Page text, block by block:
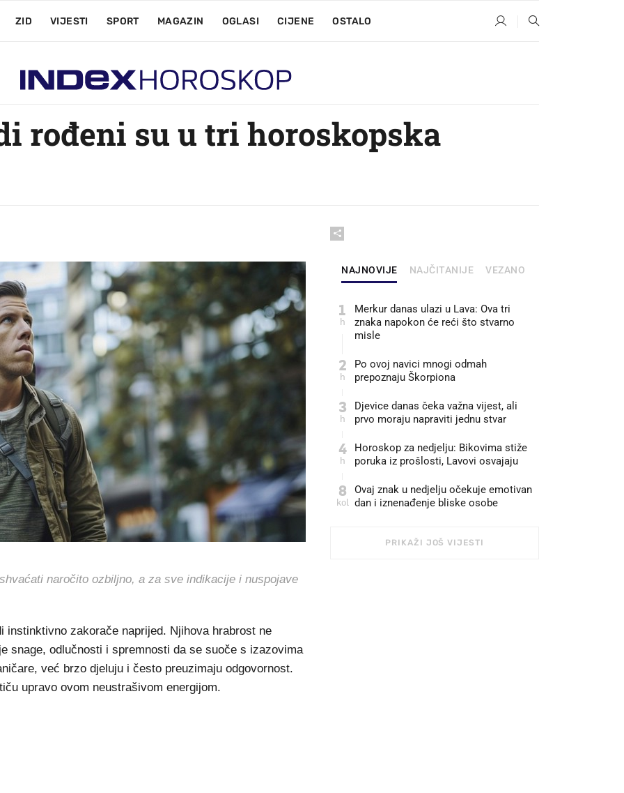
ZID VIJESTI SPORT MAGAZIN OGLASI CIJENE OSTALO
rođeni su u tri horoskopska
naročito ozbiljno, a za sve indikacije i nuspojave
instinktivno zakorače naprijed. Njihova hrabrost ne
snage, odlučnosti i spremnosti da se suoče s izazovima
već brzo djeluju i često preuzimaju odgovornost.
upravo ovom neustrašivom energijom.
NAJNOVIJE NAJČITANIJE VEZANO
1
h
Merkur danas ulazi u Lava: Ova tri
znaka napokon će reći što stvarno
misle
2
h
Po ovoj navici mnogi odmah
prepoznaju Škorpiona
3
h
Djevice danas čeka važna vijest, ali
prvo moraju napraviti jednu stvar
4
h
Horoskop za nedjelju: Bikovima stiže
poruka iz prošlosti, Lavovi osvajaju
8
kol
Ovaj znak u nedjelju očekuje emotivan
dan i iznenađenje bliske osobe
PRIKAŽI JOŠ VIJESTI